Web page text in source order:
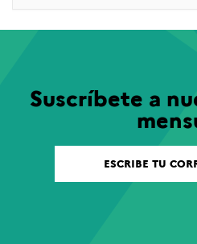
Suscríbete a